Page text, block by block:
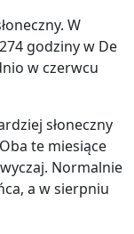
W
godziny w De
w czerwcu
słoneczny
te miesiące
Normalnie
a w sierpniu